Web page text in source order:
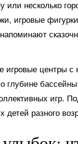
несколько
игровые
центры с
глубине
игр.
разного